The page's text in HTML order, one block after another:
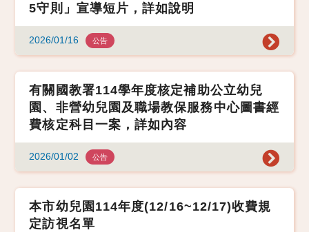
5守則」宣導短片，詳如說明
2026/01/16 公告
有關國教署114學年度核定補助公立幼兒
園、非營幼兒園及職場教保服務中心圖書經
費核定科目一案，詳如內容
2026/01/02 公告
本市幼兒園114年度(12/16~12/17)收費規
定訪視名單